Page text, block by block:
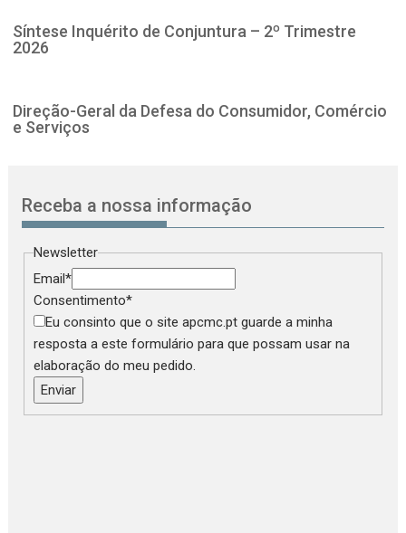
Síntese Inquérito de Conjuntura – 2º Trimestre
2026
Direção-Geral da Defesa do Consumidor, Comércio
e Serviços
Receba a nossa informação
Newsletter
Email*
Consentimento*
Eu consinto que o site apcmc.pt guarde a minha
resposta a este formulário para que possam usar na
elaboração do meu pedido.
Enviar